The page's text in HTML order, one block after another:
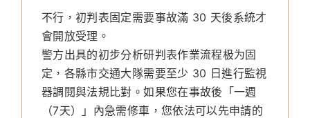
不行，初判表固定需要事故滿 30 天後系統才
會開放受理。
警方出具的初步分析研判表作業流程极为固
定，各縣市交通大隊需要至少 30 日進行監視
器調閱與法規比對。如果您在事故後「一週
（7天）」內急需修車，您依法可以先申請的